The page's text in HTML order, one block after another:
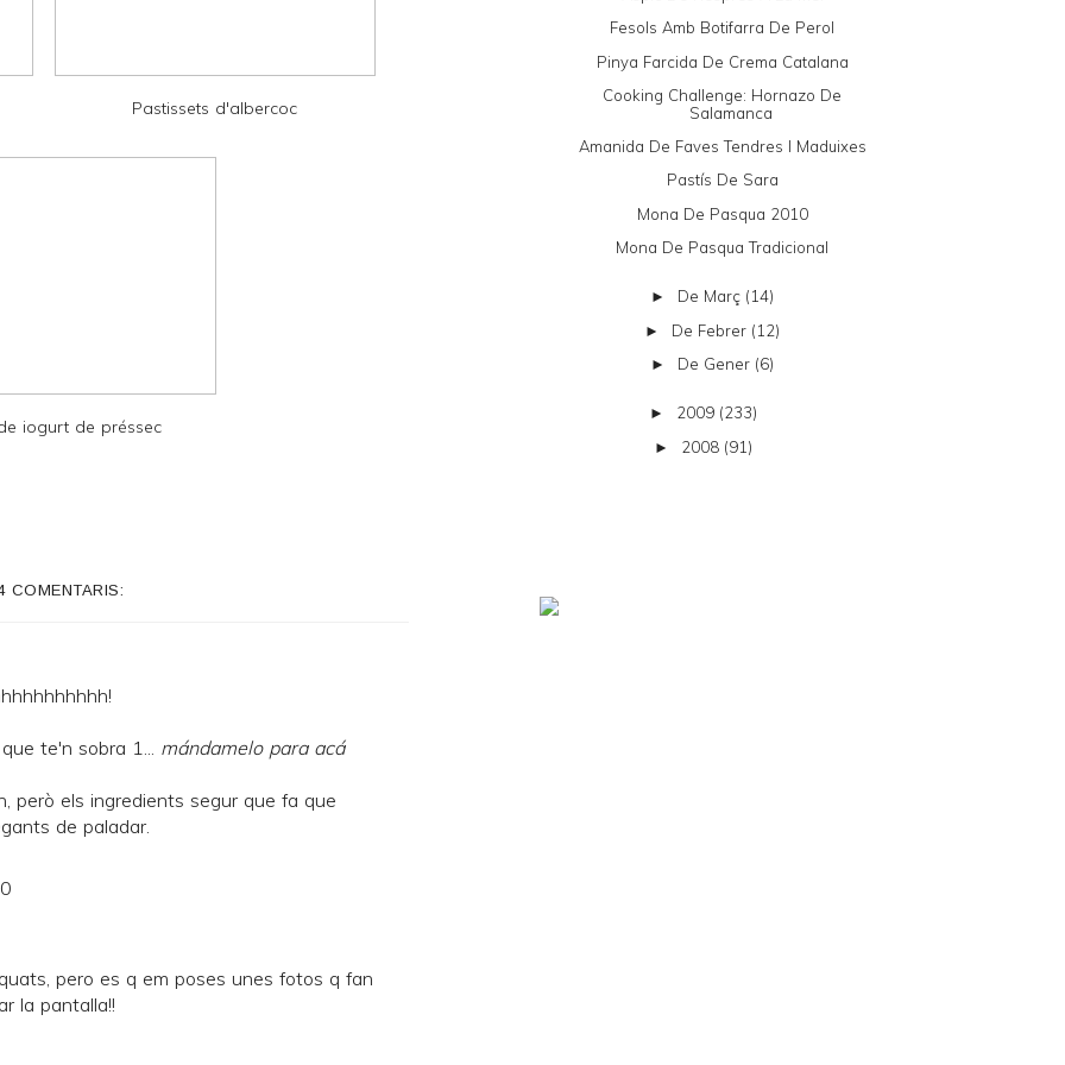
Pastissets d'albercoc
iogurt de préssec
COMENTARIS:
te'n sobra 1... mándamelo para acá
però els ingredients segur que fa que
de paladar.
pero es q em poses unes fotos q fan
la pantalla!!
Fesols Amb Botifarra De Perol
Pinya Farcida De Crema Catalana
Cooking Challenge: Hornazo De
Salamanca
Amanida De Faves Tendres I Maduixes
Pastís De Sara
Mona De Pasqua 2010
Mona De Pasqua Tradicional
► De Març (14)
► De Febrer (12)
► De Gener (6)
► 2009 (233)
► 2008 (91)